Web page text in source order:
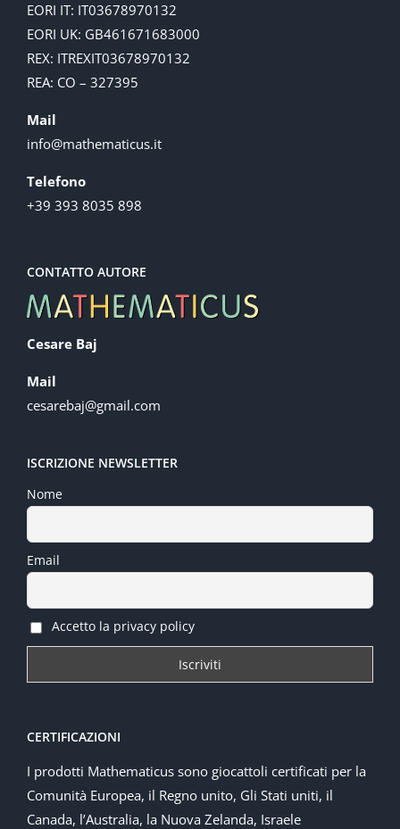
EORI IT: IT03678970132
EORI UK: GB461671683000
REX: ITREXIT03678970132
REA: CO – 327395
Mail
info@mathematicus.it
Telefono
+39 393 8035 898
CONTATTO AUTORE
Cesare Baj
Mail
cesarebaj@gmail.com
ISCRIZIONE NEWSLETTER
Nome
Email
Accetto la privacy policy
CERTIFICAZIONI
I prodotti Mathematicus sono giocattoli certificati per la
Comunità Europea, il Regno unito, Gli Stati uniti, il
Canada, l’Australia, la Nuova Zelanda, Israele